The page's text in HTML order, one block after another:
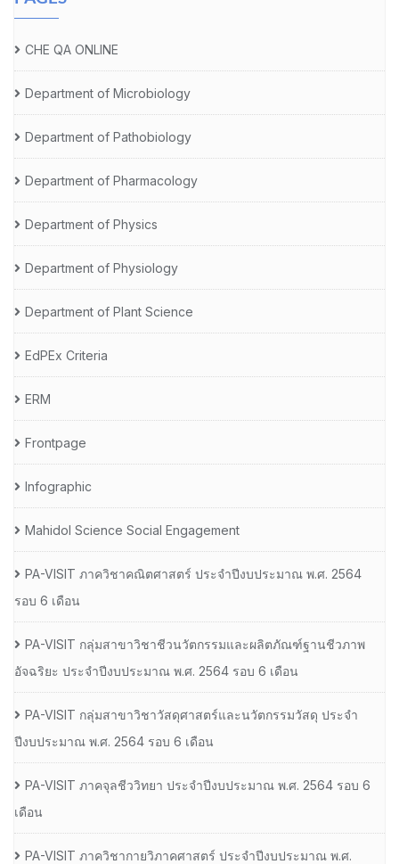
CHE QA ONLINE
Department of Microbiology
Department of Pathobiology
Department of Pharmacology
Department of Physics
Department of Physiology
Department of Plant Science
EdPEx Criteria
ERM
Frontpage
Infographic
Mahidol Science Social Engagement
PA-VISIT ภาควิชาคณิตศาสตร์ ประจำปีงบประมาณ พ.ศ. 2564
รอบ 6 เดือน
PA-VISIT กลุ่มสาขาวิชาชีวนวัตกรรมและผลิตภัณฑ์ฐานชีวภาพ
อัจฉริยะ ประจำปีงบประมาณ พ.ศ. 2564 รอบ 6 เดือน
PA-VISIT กลุ่มสาขาวิชาวัสดุศาสตร์และนวัตกรรมวัสดุ ประจำ
ปีงบประมาณ พ.ศ. 2564 รอบ 6 เดือน
PA-VISIT ภาคจุลชีววิทยา ประจำปีงบประมาณ พ.ศ. 2564 รอบ 6
เดือน
PA-VISIT ภาควิชากายวิภาคศาสตร์ ประจำปีงบประมาณ พ.ศ.